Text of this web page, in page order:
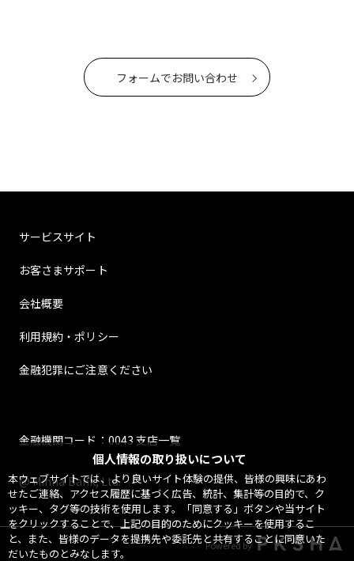
個人情報の取り扱いについて
本ウェブサイトでは、より良いサイト体験の提供、皆様の興味にあわ
せたご連絡、アクセス履歴に基づく広告、統計、集計等の目的で、ク
ッキー、タグ等の技術を使用します。「同意する」ボタンや当サイト
をクリックすることで、上記の目的のためにクッキーを使用するこ
と、また、皆様のデータを提携先や委託先と共有することに同意いた
だいたものとみなします。
フォームでお問い合わせ
サービスサイト
お客さまサポート
会社概要
利用規約・ポリシー
金融犯罪にご注意ください
金融機関コード：0043 支店一覧
@ Minna Bank, Ltd.
Powered by